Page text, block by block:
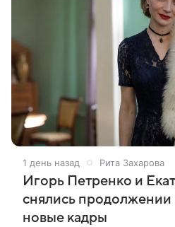
1 день назад Рита Захарова
Игорь Петренко и
снялись продолжении
новые кадры